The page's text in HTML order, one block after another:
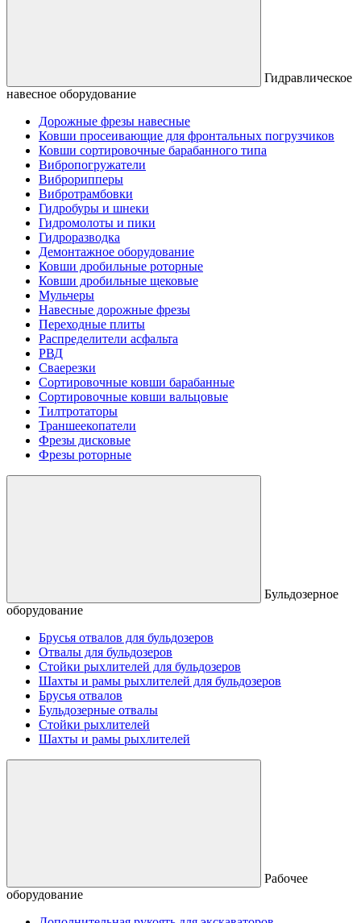
Гидравлическое
навесное оборудование
Дорожные фрезы навесные
Ковши просеивающие для фронтальных погрузчиков
Ковши сортировочные барабанного типа
Вибропогружатели
Виброрипперы
Вибротрамбовки
Гидробуры и шнеки
Гидромолоты и пики
Гидроразводка
Демонтажное оборудование
Ковши дробильные роторные
Ковши дробильные щековые
Мульчеры
Навесные дорожные фрезы
Переходные плиты
Распределители асфальта
РВД
Сваерезки
Сортировочные ковши барабанные
Сортировочные ковши вальцовые
Тилтротаторы
Траншеекопатели
Фрезы дисковые
Фрезы роторные
Бульдозерное
оборудование
Брусья отвалов для бульдозеров
Отвалы для бульдозеров
Стойки рыхлителей для бульдозеров
Шахты и рамы рыхлителей для бульдозеров
Брусья отвалов
Бульдозерные отвалы
Стойки рыхлителей
Шахты и рамы рыхлителей
Рабочее
оборудование